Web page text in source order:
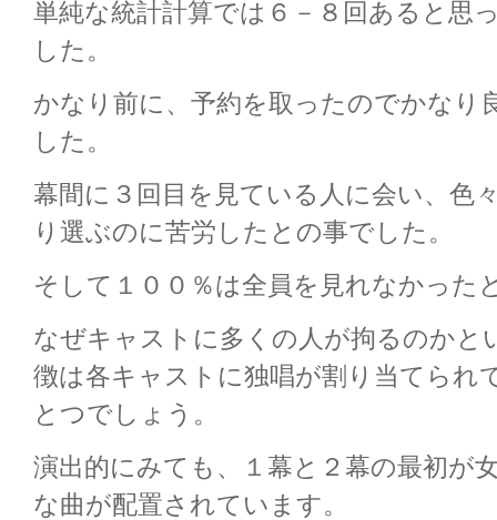
単純な統計計算では６－８回あると思
した。
かなり前に、予約を取ったのでかなり
した。
幕間に３回目を見ている人に会い、色
り選ぶのに苦労したとの事でした。
そして１００％は全員を見れなかった
なぜキャストに多くの人が拘るのかと
徴は各キャストに独唱が割り当てられ
とつでしょう。
演出的にみても、１幕と２幕の最初が
な曲が配置されています。